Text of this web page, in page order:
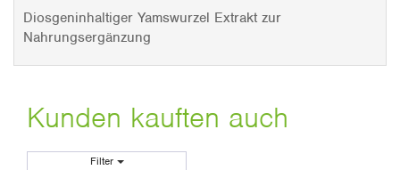
Diosgeninhaltiger Yamswurzel Extrakt zur
Nahrungsergänzung
Kunden kauften auch
Filter